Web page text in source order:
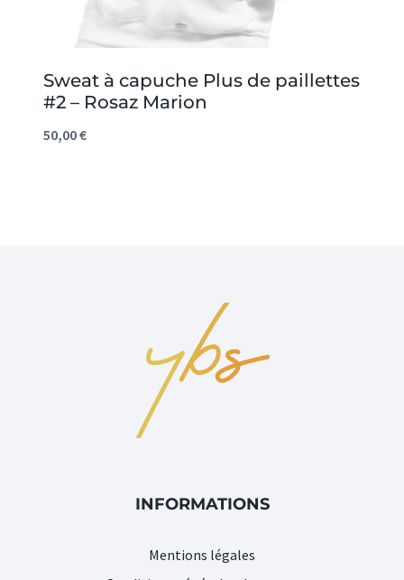
Sweat à capuche Plus de paillettes
#2 – Rosaz Marion
50,00€
INFORMATIONS
Mentions légales